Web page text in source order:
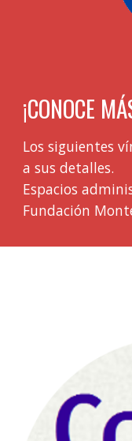
¡CONOCE
Los siguientes
a sus detalles.
Espacios
Fundación